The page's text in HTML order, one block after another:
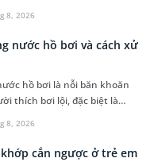
8, 2026
và đánh giá cao nỗ lực duy trì
lượ...
8, 2026
nước hồ bơi và cách xử
hồ bơi là nỗi băn khoăn
thích bơi lội, đặc biệt là
thường xuyên bơi ở những
v...
cắn ngược ở trẻ em